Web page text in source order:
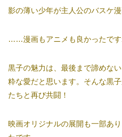
影の薄い少年が主人公のバスケ漫
……漫画もアニメも良かったです
黒子の魅力は、最後まで諦めな
粋な愛だと思います。そんな黒
たちと再び共闘！
映画オリジナルの展開も一部あ